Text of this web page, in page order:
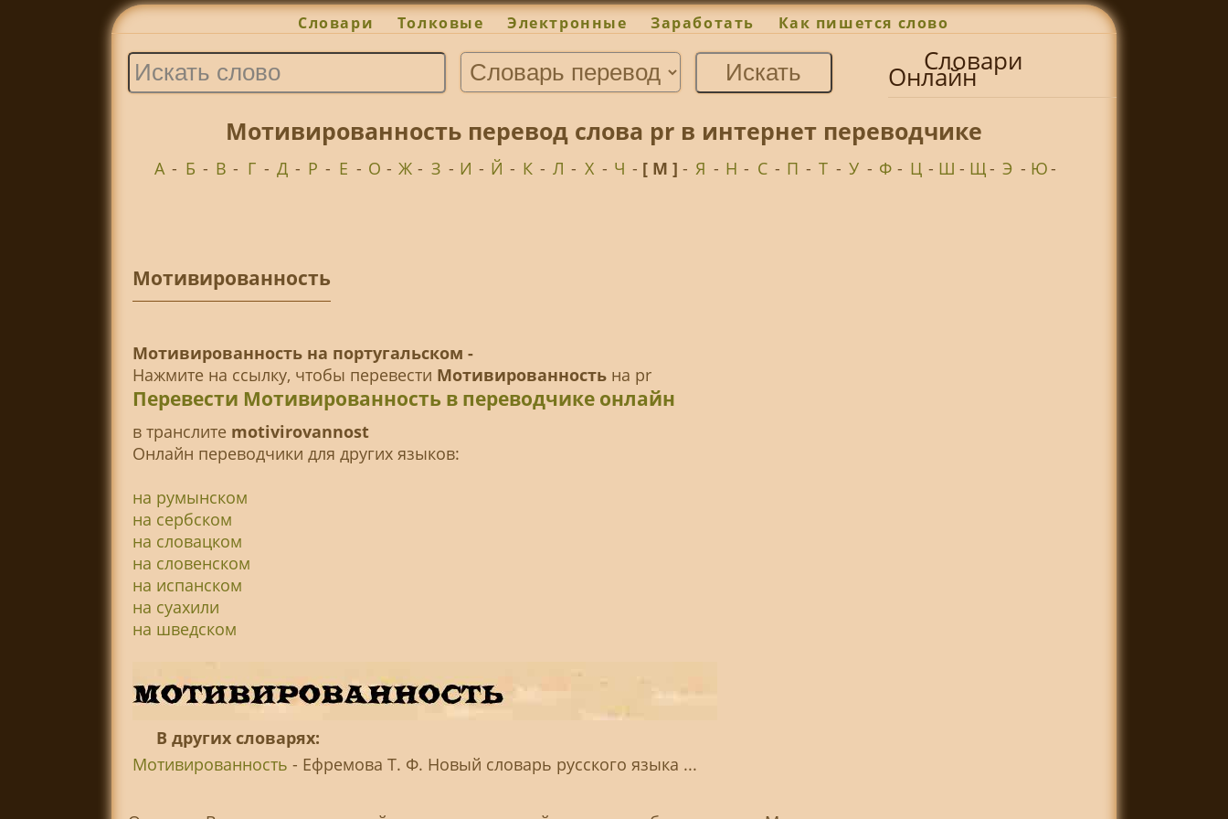
Словари Толковые Электронные Заработать Как пишется слово
Словари
Онлайн
Мотивированность перевод слова pr в интернет переводчике
А - Б - В - Г - Д - Р - Е - О - Ж - З - И - Й - К - Л - Х - Ч - [ М ]- Я - Н - С - П - Т - У - Ф - Ц - Ш - Щ- Э - Ю-
Мотивированность
Мотивированность на португальском -
Нажмите на ссылку, чтобы перевести Мотивированностьна pr
Перевести Мотивированность в переводчике онлайн
в транслитe motivirovannost
Онлайн переводчики для других языков:
на румынском
на сербском
на словацком
на словенском
на испанском
на суахили
на шведском
В других словарях:
Мотивированность - Ефремова Т. Ф. Новый словарь русского языка ...